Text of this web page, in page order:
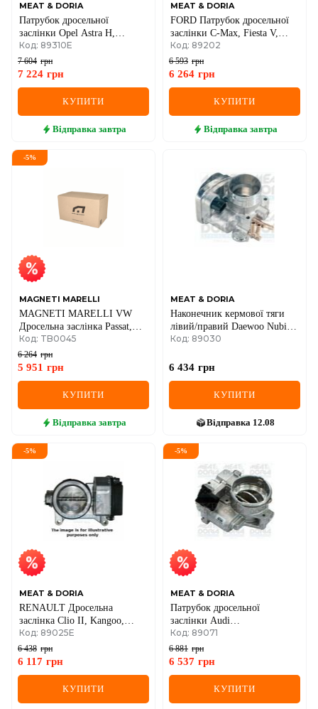
MEAT & DORIA
Патрубок дросельної
заслінки Opel Astra H,
Signum, Vectra C, Zafira,
Chevrolet Cruze, Orlando
1.6/1.8 2005–
Код: 89310E
7 604 грн
7 224 грн
КУПИТИ
Відправка завтра
MEAT & DORIA
FORD Патрубок дросельної
заслінки C-Max, Fiesta V,
Focus II, Mondeo IV, S-Max
Код: 89202
6 593 грн
6 264 грн
КУПИТИ
Відправка завтра
-5%
MAGNETI MARELLI
MAGNETI MARELLI VW
Дросельна заслінка Passat,
Audi A4/6 95-
Код: TB0045
6 264 грн
5 951 грн
КУПИТИ
Відправка завтра
MEAT & DORIA
Наконечник кермової тяги
лівий/правий Daewoo Nubira,
Leganza 97–
Код: 89030
6 434 грн
КУПИТИ
Відправка 12.08
-5%
MEAT & DORIA
RENAULT Дросельна
заслінка Clio II, Kangoo,
Laguna II, Megane I, II, Scenic
II 1.4/1.8
Код: 89025E
6 438 грн
6 117 грн
КУПИТИ
-5%
MEAT & DORIA
Патрубок дросельної
заслінки Audi
A4/6,Seat,Skoda SuperB
I,Passat 2.5TDI 03-
Код: 89071
6 881 грн
6 537 грн
КУПИТИ